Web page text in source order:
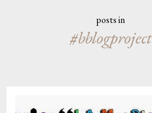
posts in
#bblogproject